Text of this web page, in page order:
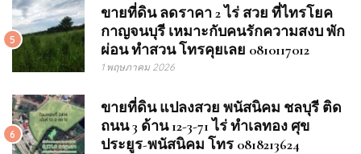
5
ขายที่ดิน ลดราคา 2 ไร่ สวย ที่ไทรโยค
กาญจนบุรี เหมาะกับคนรักความสงบ พัก
ผ่อน ทำสวน โทรคุยเลย 0810117012
1 พฤษภาคม 2026
6
ขายที่ดิน แปลงสวย พนัสนิคม ชลบุรี ติด
ถนน 3 ด้าน 12-3-71 ไร่ ทำเลทอง ศุข
ประยูร-พนัสนิคม โทร 0818213624